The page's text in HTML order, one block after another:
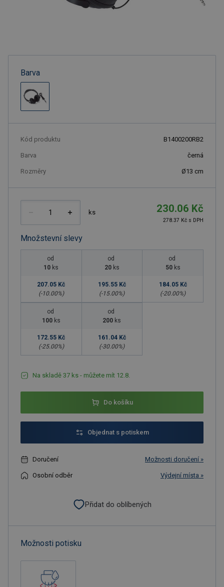
Barva
Kód produktu B1400200RB2
Barva černá
Rozměry Ø13 cm
ks 230.06 Kč
278.37 Kč s DPH
Množstevní slevy
od
10 ks
207.05 Kč
(-10.00%)
od
20 ks
195.55 Kč
(-15.00%)
od
50 ks
184.05 Kč
(-20.00%)
od
100 ks
172.55 Kč
(-25.00%)
od
200 ks
161.04 Kč
(-30.00%)
Na skladě 37 ks - můžete mít 12.8.
Do košíku
Objednat s potiskem
Doručení Možnosti doručení »
Osobní odběr Výdejní místa »
Přidat do oblíbených
Možnosti potisku